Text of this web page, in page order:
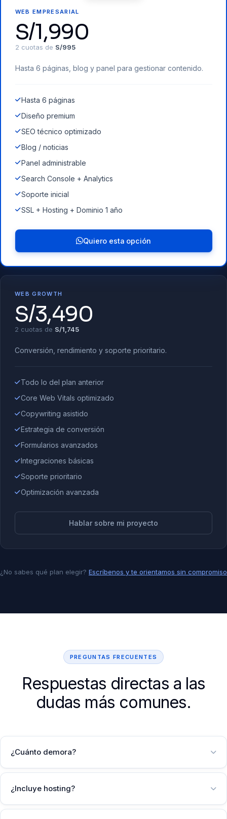
WEB EMPRESARIAL
S/1,990
2 cuotas de S/995
Hasta 6 páginas, blog y panel para gestionar contenido.
Hasta 6 páginas
Diseño premium
SEO técnico optimizado
Blog / noticias
Panel administrable
Search Console + Analytics
Soporte inicial
SSL + Hosting + Dominio 1 año
Quiero esta opción
WEB GROWTH
S/3,490
2 cuotas de S/1,745
Conversión, rendimiento y soporte prioritario.
Todo lo del plan anterior
Core Web Vitals optimizado
Copywriting asistido
Estrategia de conversión
Formularios avanzados
Integraciones básicas
Soporte prioritario
Optimización avanzada
Hablar sobre mi proyecto
¿No sabes qué plan elegir? Escríbenos y te orientamos sin compromiso
PREGUNTAS FRECUENTES
Respuestas directas a las
dudas más comunes.
¿Cuánto demora?
¿Incluye hosting?